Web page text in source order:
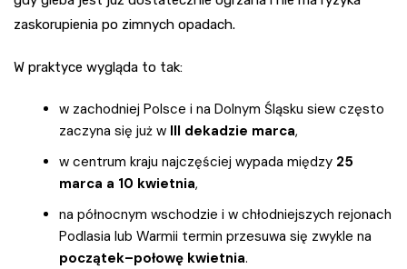
zaskorupienia po zimnych opadach.
W praktyce wygląda to tak:
w zachodniej Polsce i na Dolnym Śląsku siew często
zaczyna się już w III dekadzie marca,
w centrum kraju najczęściej wypada między 25
marca a 10 kwietnia,
na północnym wschodzie i w chłodniejszych rejonach
Podlasia lub Warmii termin przesuwa się zwykle na
początek–połowę kwietnia.